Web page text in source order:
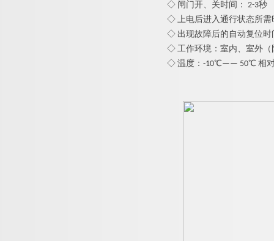
◇ 闸门开、关时间： 2-3秒
◇ 上电后进入通行状态所需
◇ 出现故障后的自动复位时
◇ 工作环境：室内、室外（
◇ 温度：-10℃—— 50℃ 相对